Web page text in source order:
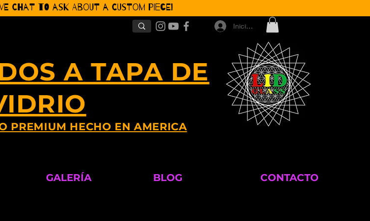
CHat to ask about a Custom Piece!
Iniciar sesión
A TAPA DE
PREMIUM HECHO EN AMERICA
GALERÍA BLOG CONTACTO